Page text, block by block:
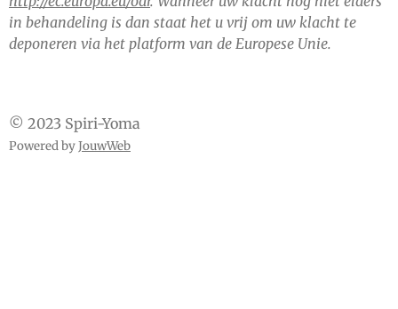
in behandeling is dan staat het u vrij om uw klacht te
deponeren via het platform van de Europese Unie.
© 2023 Spiri-Yoma
Powered byJouwWeb